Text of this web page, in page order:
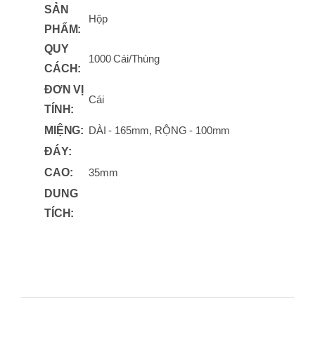
SẢN
PHẨM:
QUY
CÁCH:
Hộp
1000 Cái/Thùng
ĐƠN VỊ
TÍNH:
Cái
MIỆNG: DÀI - 165mm, RỘNG - 100mm
ĐÁY:
CAO:
35mm
DUNG
TÍCH: